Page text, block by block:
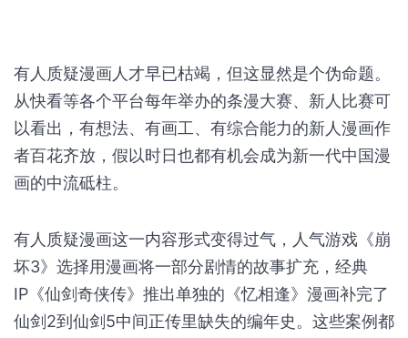
有人质疑漫画人才早已枯竭，但这显然是个伪命题。
从快看等各个平台每年举办的条漫大赛、新人比赛可
以看出，有想法、有画工、有综合能力的新人漫画作
者百花齐放，假以时日也都有机会成为新一代中国漫
画的中流砥柱。
有人质疑漫画这一内容形式变得过气，人气游戏《崩
坏3》选择用漫画将一部分剧情的故事扩充，经典
IP《仙剑奇侠传》推出单独的《忆相逢》漫画补完了
仙剑2到仙剑5中间正传里缺失的编年史。这些案例都